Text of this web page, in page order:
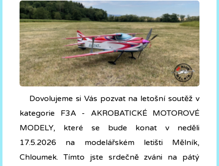
Dovolujeme si Vás pozvat na letošní soutěž v
kategorie F3A - AKROBATICKÉ MOTOROVÉ
MODELY, které se bude konat v neděli
17.5.2026 na modelářském letišti Mělník,
Chloumek. Tímto jste srdečně zváni na pátý